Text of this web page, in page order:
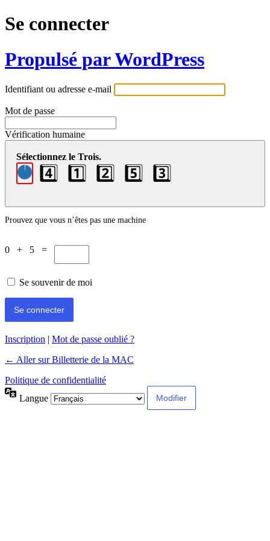
Se connecter
Propulsé par WordPress
Identifiant ou adresse e-mail
Mot de passe
Vérification humaine
Sélectionnez le Trois.
4️⃣ 1️⃣ 2️⃣ 5️⃣ 3️⃣
Prouvez que vous n’êtes pas une machine
0 + 5 =
Se souvenir de moi
Inscription
Mot de passe oublié ?
← Aller sur Billetterie de la MAC
Politique de confidentialité
Langue